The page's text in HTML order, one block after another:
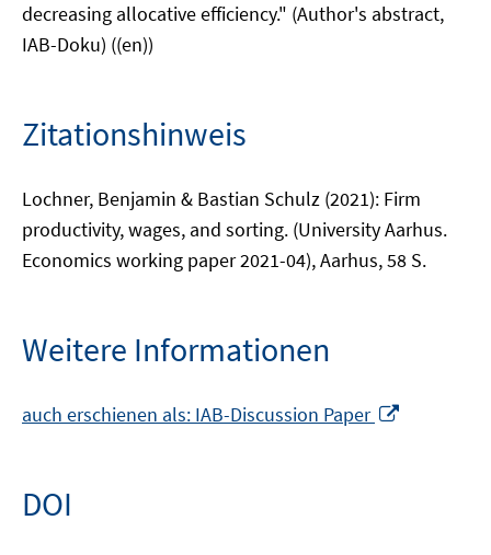
decreasing allocative efficiency." (Author's abstract,
IAB-Doku) ((en))
Zitationshinweis
Lochner, Benjamin & Bastian Schulz (2021): Firm
productivity, wages, and sorting. (University Aarhus.
Economics working paper 2021-04), Aarhus, 58 S.
Weitere Informationen
auch erschienen als: IAB-Discussion Paper
DOI